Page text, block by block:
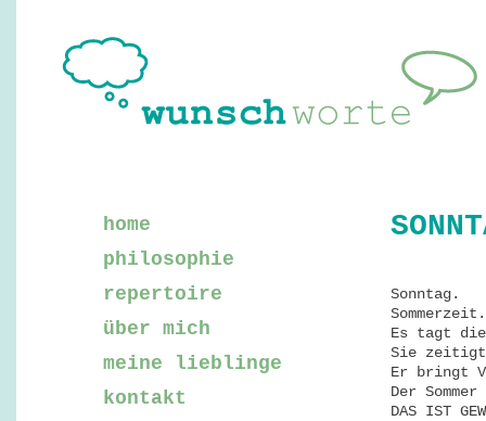
home
philosophie
repertoire
über mich
meine lieblinge
kontakt
Sonntag.
Sommerzeit.
Es tagt
Sie zeitigt
Er bringt
Der Sommer
DAS IST